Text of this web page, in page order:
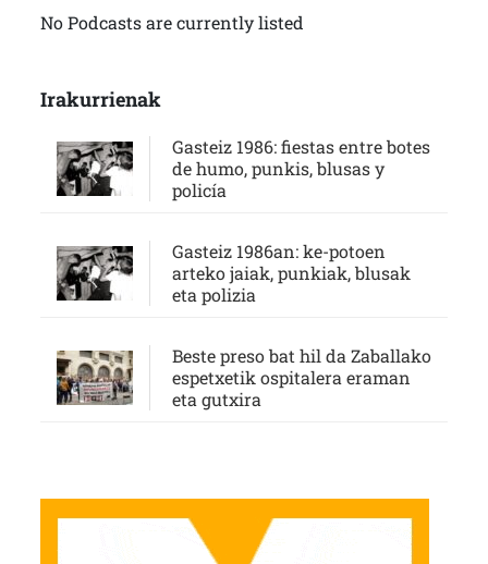
No Podcasts are currently listed
Irakurrienak
Gasteiz 1986: fiestas entre botes
de humo, punkis, blusas y
policía
Gasteiz 1986an: ke-potoen
arteko jaiak, punkiak, blusak
eta polizia
Beste preso bat hil da Zaballako
espetxetik ospitalera eraman
eta gutxira